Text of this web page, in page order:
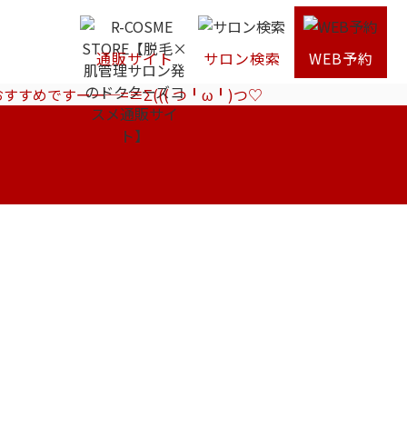
通販サイト サロン検索
WEB予約
すすめですーー─=≡Σ((( つ╹ω╹)つ♡